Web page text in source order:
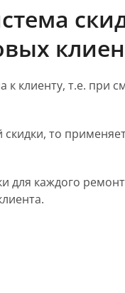
к клиенту, т.е. при
то
для каждого